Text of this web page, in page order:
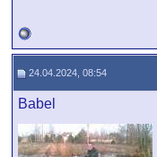
24.04.2024, 08:54
Babel